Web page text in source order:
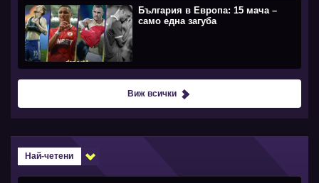
България в Европа: 15 мача –
само една загуба
Виж всички
Най-четени